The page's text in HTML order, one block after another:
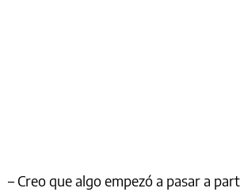
– Creo que algo empezó a pasar a